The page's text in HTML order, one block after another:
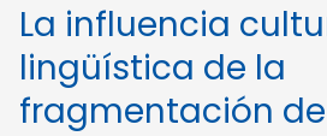
La influencia
lingüística de la
fragmentación